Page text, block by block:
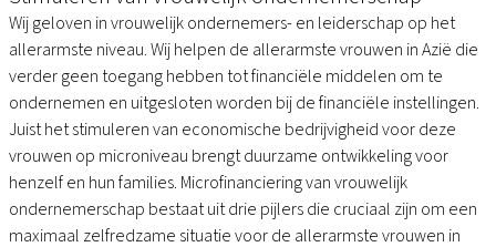
Wij geloven in vrouwelijk ondernemers- en leiderschap op het
allerarmste niveau. Wij helpen de allerarmste vrouwen in Azië die
verder geen toegang hebben tot financiële middelen om te
ondernemen en uitgesloten worden bij de financiële instellingen.
Juist het stimuleren van economische bedrijvigheid voor deze
vrouwen op microniveau brengt duurzame ontwikkeling voor
henzelf en hun families. Microfinanciering van vrouwelijk
ondernemerschap bestaat uit drie pijlers die cruciaal zijn om een
maximaal zelfredzame situatie voor de allerarmste vrouwen in